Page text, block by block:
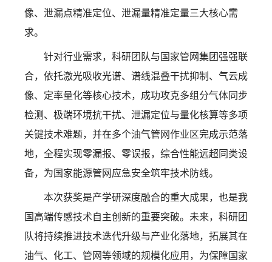
像、泄漏点精准定位、泄漏量精准定量三大核心需
求。
针对行业需求，科研团队与国家管网集团强强联
合，依托激光吸收光谱、谱线混叠干扰抑制、气云成
像、定率量化等核心技术，成功攻克多组分气体同步
检测、极端环境抗干扰、泄漏定位与量化核算等多项
关键技术难题，并在多个油气管网作业区完成示范落
地，全程实现零漏报、零误报，综合性能远超同类设
备，为国家能源管网应急安全筑牢技术防线。
本次获奖是产学研深度融合的重大成果，也是我
国高端传感技术自主创新的重要突破。未来，科研团
队将持续推进技术迭代升级与产业化落地，拓展其在
油气、化工、管网等领域的规模化应用，为保障国家